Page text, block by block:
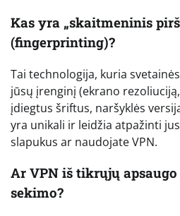
Kas yra „skaitmeninis
(fingerprinting)?
Tai technologija, kuria
jūsų įrenginį (ekrano
įdiegtus šriftus, naršyklės
yra unikali ir leidžia atpažinti
slapukus ar naudojate VPN.
Ar VPN iš tikrųjų
sekimo?